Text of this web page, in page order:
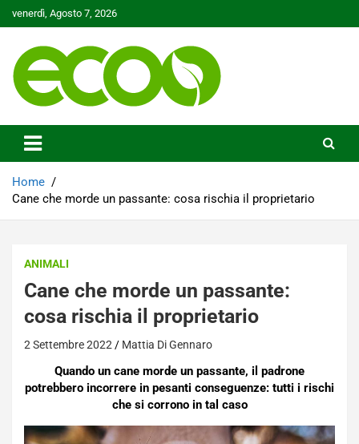
to
venerdì, Agosto 7, 2026
Ecoo.it
Home
Cane che morde un passante: cosa rischia il proprietario
ANIMALI
Cane che morde un passante:
cosa rischia il proprietario
2 Settembre 2022 Mattia Di Gennaro
Quando un cane morde un passante, il padrone
potrebbero incorrere in pesanti conseguenze: tutti i rischi
che si corrono in tal caso